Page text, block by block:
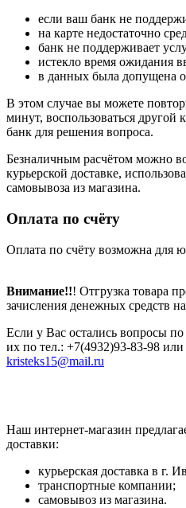
если ваш банк не
на карте недостаточно
банк не поддерживает
истекло время ожидания
в данных была допущена
В этом случае вы можете
минут, воспользоваться другой
банк для решения вопроса.
Безналичным расчётом можно
курьерской доставке,
самовывоза из магазина.
Оплата по счёту
Оплата по счёту возможна для
Внимание!!! Отгрузка товара
зачисления денежных средств
Если у Вас остались вопросы по
их по тел.: +7(4932)93-83-98
kristeks15@mail.ru
Наш интернет-магазин
доставки:
курьерская доставка в г.
транспортные компании;
самовывоз из магазина.